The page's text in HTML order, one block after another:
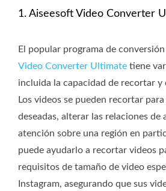
1. Aiseesoft Video Converter
El popular programa de
Video Converter Ultimate tiene
incluida la capacidad de recortar y
Los videos se pueden recortar
deseadas, alterar las relaciones de
atención sobre una región en
puede ayudarlo a recortar videos
requisitos de tamaño de video
Instagram, asegurando que sus